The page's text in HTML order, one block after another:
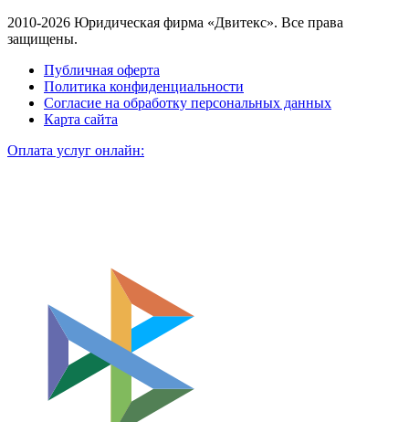
2010-2026 Юридическая фирма «Двитекс». Все права
защищены.
Публичная оферта
Политика конфиденциальности
Согласие на обработку персональных данных
Карта сайта
Оплата услуг онлайн: